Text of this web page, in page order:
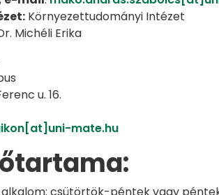
Környezettudományi Intézet
Michéli Erika
u. 16.
mate.hu